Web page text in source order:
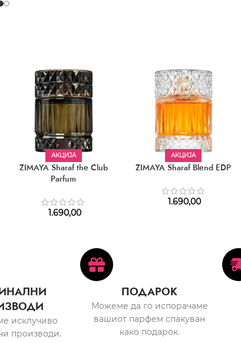
АКЦИЈА
ZIMAYA Sharaf the Club
Parfum
1.690,00
АКЦИЈА
ZIMAYA Sharaf Blend EDP
1.690,00
исклучиво
производи.
ПОДАРОК
Можеме да го испорачаме
вашиот парфем спакуван
како подарок.